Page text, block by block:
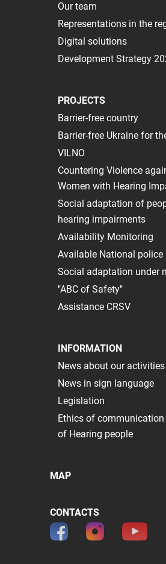
Our team
Representations in the
Digital solutions
Development Strategy
PROJECTS
Barrier-free country
Barrier-free Ukraine for
VILNO
Сountering Violence
Women with Hearing
Social adaptation of
hearing impairments
Availability Monitoring
Available National police
Social adaptation under
"ABC of Safety"
Assistance CRSV
INFORMATION
News about our activities
News in sign language
Legislation
Ethics of communication
of Hearing people
MAP
CONTACTS